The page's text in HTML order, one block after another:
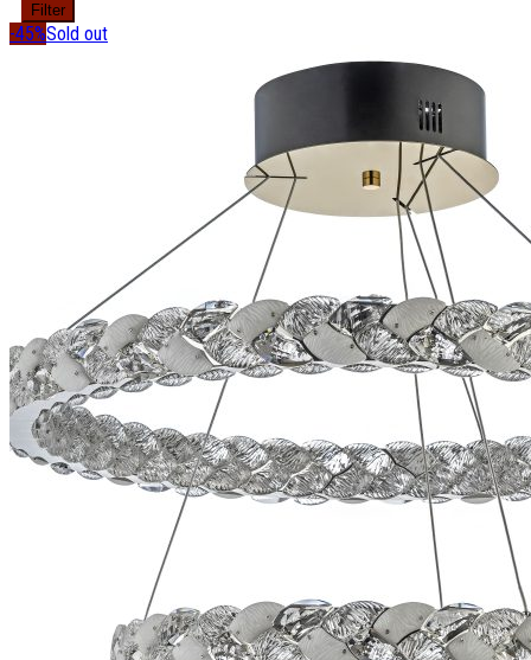
Filter
-45%Sold out